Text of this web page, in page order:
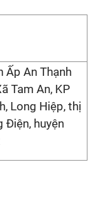
Ấp An Thạnh
Tam An, KP
Long Hiệp, thị
Điện, huyện